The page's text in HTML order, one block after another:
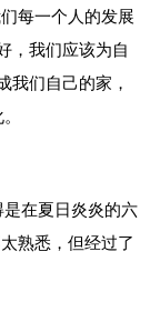
每一个人的发展
，我们应该为自
我们自己的家，
在夏日炎炎的六
熟悉，但经过了